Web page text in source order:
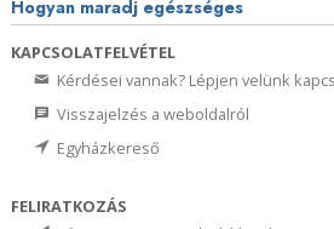
Hogyan maradj egészséges
KAPCSOLATFELVÉTEL
Kérdései vannak? Lépjen velünk
Visszajelzés a weboldalról
Egyházkereső
FELIRATKOZÁS